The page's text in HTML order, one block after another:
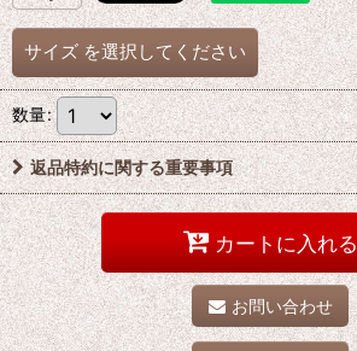
サイズ を選択してください
数量:
返品特約に関する重要事項
カートに入れる
お問い合わせ